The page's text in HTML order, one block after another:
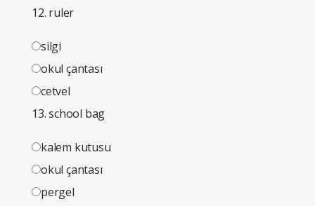
12. ruler
silgi
okul çantası
cetvel
13. school bag
kalem kutusu
okul çantası
pergel